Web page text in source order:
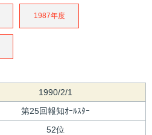
1987年度
1990/2/1
第25回報知ｵｰﾙｽﾀｰ
52位